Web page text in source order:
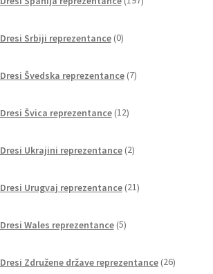
izdelkov
Dresi Srbiji reprezentance 0izdelkov
Dresi Švedska reprezentance 7izdelkov
Dresi Švica reprezentance 12izdelkov
Dresi Ukrajini reprezentance 2izdelka
Dresi Urugvaj reprezentance 21izdelkov
Dresi Wales reprezentance 5izdelkov
Dresi Združene države reprezentance 26izdelkov